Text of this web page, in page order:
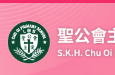
移至主內容